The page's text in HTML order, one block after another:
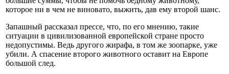
которое ни в чем не виновато, выжить, дав ему второй шанс.
Запашный рассказал прессе, что, по его мнению, такие
ситуации в цивилизованной европейской стране просто
недопустимы. Ведь другого жирафа, в том же зоопарке, уже
убили. А спасение второго животного оставит на Европе
большой след.